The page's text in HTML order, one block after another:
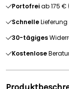
Portofreiab 175 €
SchnelleLieferung
30-tägiges
Kostenlose